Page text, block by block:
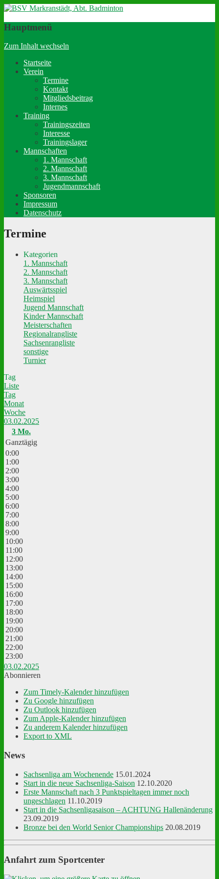
BSV Markranstädt, Abt.
Badminton
Hauptmenü
Zum Inhalt wechseln
Startseite
Verein
Termine
Kontakt
Mitgliedsbeitrag
Internes
Training
Trainingszeiten
Interesse
Trainingslager
Mannschaften
1. Mannschaft
2. Mannschaft
3. Mannschaft
Jugendmannschaft
Sponsoren
Impressum
Datenschutz
Termine
Kategorien
1. Mannschaft
2. Mannschaft
3. Mannschaft
Auswärtsspiel
Heimspiel
Jugend Mannschaft
Kinder Mannschaft
Meisterschaften
Regionalrangliste
Sachsenrangliste
sonstige
Turnier
Tag
Liste
Tag
Monat
Woche
03.02.2025
3 Mo.
Ganztägig
0:00
1:00
2:00
3:00
4:00
5:00
6:00
7:00
8:00
9:00
10:00
11:00
12:00
13:00
14:00
15:00
16:00
17:00
18:00
19:00
20:00
21:00
22:00
23:00
03.02.2025
Abonnieren
Zum Timely-Kalender hinzufügen
Zu Google hinzufügen
Zu Outlook hinzufügen
Zum Apple-Kalender hinzufügen
Zu anderem Kalender hinzufügen
Export to XML
News
Sachsenliga am Wochenende 15.01.2024
Start in die neue Sachsenliga-Saison 12.10.2020
Erste Mannschaft nach 3 Punktspieltagen immer noch
ungeschlagen 11.10.2019
Start in die Sachsenligasaison – ACHTUNG Hallenänderung
23.09.2019
Bronze bei den World Senior Championships 20.08.2019
Anfahrt zum Sportcenter